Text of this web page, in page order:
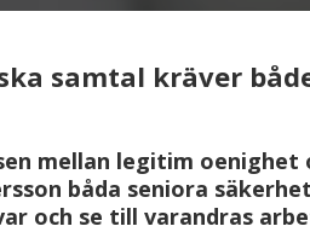
samtal kräver
mellan legitim
båda seniora
och se till varandras